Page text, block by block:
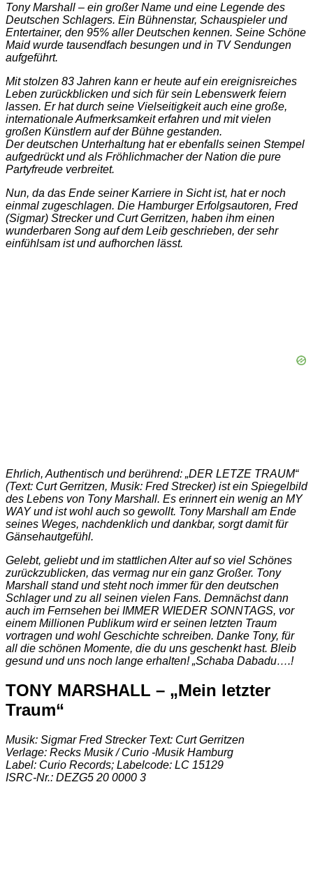
Tony Marshall – ein großer Name und eine Legende des
Deutschen Schlagers. Ein Bühnenstar, Schauspieler und
Entertainer, den 95% aller Deutschen kennen. Seine Schöne
Maid wurde tausendfach besungen und in TV Sendungen
aufgeführt.
Mit stolzen 83 Jahren kann er heute auf ein ereignisreiches
Leben zurückblicken und sich für sein Lebenswerk feiern
lassen. Er hat durch seine Vielseitigkeit auch eine große,
internationale Aufmerksamkeit erfahren und mit vielen
großen Künstlern auf der Bühne gestanden.
Der deutschen Unterhaltung hat er ebenfalls seinen Stempel
aufgedrückt und als Fröhlichmacher der Nation die pure
Partyfreude verbreitet.
Nun, da das Ende seiner Karriere in Sicht ist, hat er noch
einmal zugeschlagen. Die Hamburger Erfolgsautoren, Fred
(Sigmar) Strecker und Curt Gerritzen, haben ihm einen
wunderbaren Song auf dem Leib geschrieben, der sehr
einfühlsam ist und aufhorchen lässt.
Ehrlich, Authentisch und berührend: „DER LETZE TRAUM“
(Text: Curt Gerritzen, Musik: Fred Strecker) ist ein Spiegelbild
des Lebens von Tony Marshall. Es erinnert ein wenig an MY
WAY und ist wohl auch so gewollt. Tony Marshall am Ende
seines Weges, nachdenklich und dankbar, sorgt damit für
Gänsehautgefühl.
Gelebt, geliebt und im stattlichen Alter auf so viel Schönes
zurückzublicken, das vermag nur ein ganz Großer. Tony
Marshall stand und steht noch immer für den deutschen
Schlager und zu all seinen vielen Fans. Demnächst dann
auch im Fernsehen bei IMMER WIEDER SONNTAGS, vor
einem Millionen Publikum wird er seinen letzten Traum
vortragen und wohl Geschichte schreiben. Danke Tony, für
all die schönen Momente, die du uns geschenkt hast. Bleib
gesund und uns noch lange erhalten! „Schaba Dabadu….!
TONY MARSHALL – „Mein letzter
Traum“
Musik: Sigmar Fred Strecker Text: Curt Gerritzen
Verlage: Recks Musik / Curio -Musik Hamburg
Label: Curio Records; Labelcode: LC 15129
ISRC-Nr.: DEZG5 20 0000 3